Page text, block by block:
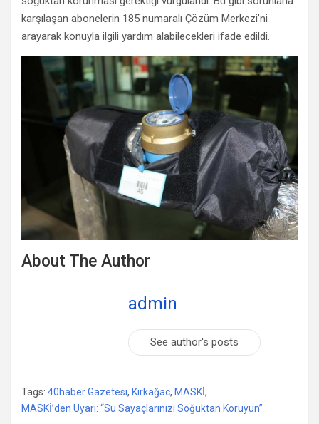
karşılaşan abonelerin 185 numaralı Çözüm Merkezi’ni
arayarak konuyla ilgili yardım alabilecekleri ifade edildi.
About The Author
admin
See author's posts
Tags: 40haber Gazetesi, Kırkağac, MASKİ,
MASKİ’den Uyarı: “Su Sayaçlarınızı Soğuktan Koruyun”